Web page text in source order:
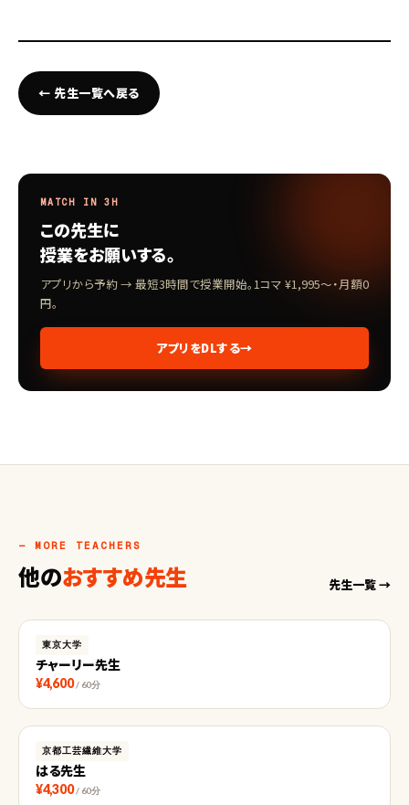
← 先生一覧へ戻る
MATCH IN 3H
この先生に
授業をお願いする。
アプリから予約 → 最短3時間で授業開始。1コマ ¥1,995〜・月額0
円。
アプリをDLする→
— MORE TEACHERS
他のおすすめ先生 先生一覧 →
東京大学
チャーリー先生
¥4,600 / 60分
京都工芸繊維大学
はる先生
¥4,300 / 60分